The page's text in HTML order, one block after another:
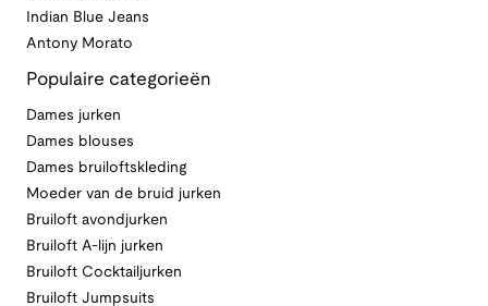
Indian Blue Jeans
Antony Morato
Populaire categorieën
Dames jurken
Dames blouses
Dames bruiloftskleding
Moeder van de bruid jurken
Bruiloft avondjurken
Bruiloft A-lijn jurken
Bruiloft Cocktailjurken
Bruiloft Jumpsuits